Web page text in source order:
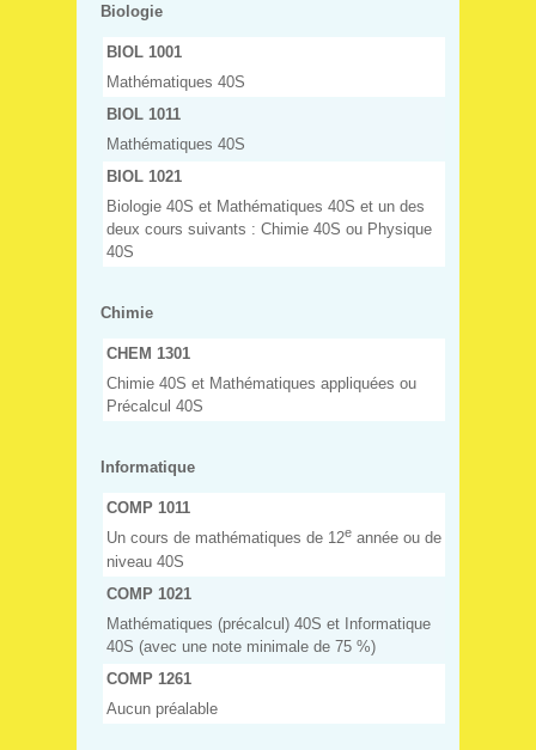
Biologie
BIOL 1001
Mathématiques 40S
BIOL 1011
Mathématiques 40S
BIOL 1021
Biologie 40S et Mathématiques 40S et un des
deux cours suivants : Chimie 40S ou Physique
40S
Chimie
CHEM 1301
Chimie 40S et Mathématiques appliquées ou
Précalcul 40S
Informatique
COMP 1011
Un cours de mathématiques de 12e année ou de
niveau 40S
COMP 1021
Mathématiques (précalcul) 40S et Informatique
40S (avec une note minimale de 75 %)
COMP 1261
Aucun préalable